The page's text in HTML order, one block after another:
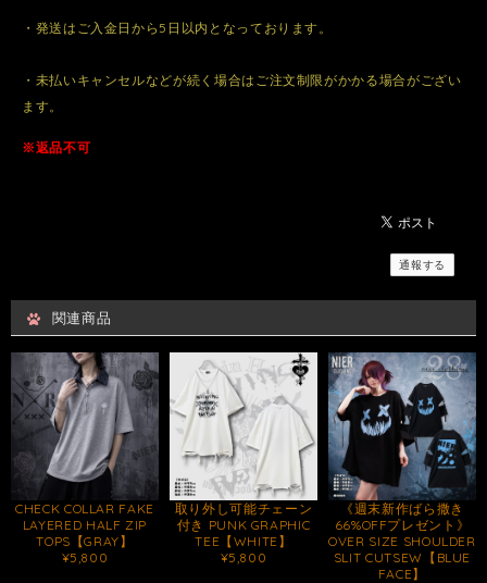
・発送はご入金日から5日以内となっております。
・未払いキャンセルなどが続く場合はご注文制限がかかる場合がござい
ます。
※返品不可
通報する
関連商品
CHECK COLLAR FAKE
LAYERED HALF ZIP
TOPS【GRAY】
¥5,800
取り外し可能チェーン
付き PUNK GRAPHIC
TEE【WHITE】
¥5,800
《週末新作ばら撒き
66%OFFプレゼント》
OVER SIZE SHOULDER
SLIT CUTSEW【BLUE
FACE】